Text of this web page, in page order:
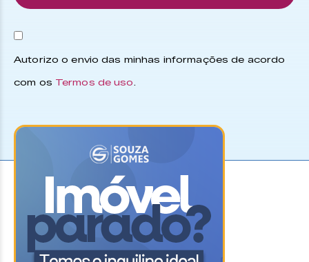
Autorizo o envio das minhas informações de acordo
com os Termos de uso.